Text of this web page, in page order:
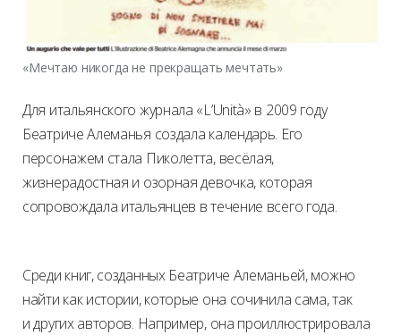
«Мечтаю никогда не прекращать мечтать»
Для итальянского журнала «L’Unità» в 2009 году
Беатриче Алеманья создала календарь. Его
персонажем стала Пиколетта, весёлая,
жизнерадостная и озорная девочка, которая
сопровождала итальянцев в течение всего года.
Среди книг, созданных Беатриче Алеманьей, можно
найти как истории, которые она сочинила сама, так
и других авторов. Например, она проиллюстрировала